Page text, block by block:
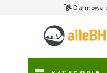
Darmowa